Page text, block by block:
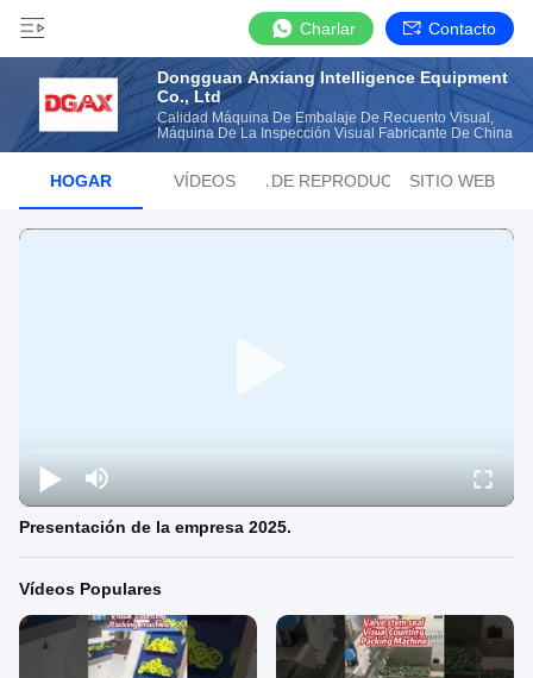
Charlar Contacto
Dongguan Anxiang Intelligence Equipment
Co., Ltd
Calidad Máquina De Embalaje De Recuento Visual,
Máquina De La Inspección Visual Fabricante De China
HOGAR VÍDEOSLISTA DE REPRODUCCIÓNSITIO WEB
Presentación de la empresa 2025.
Vídeos Populares